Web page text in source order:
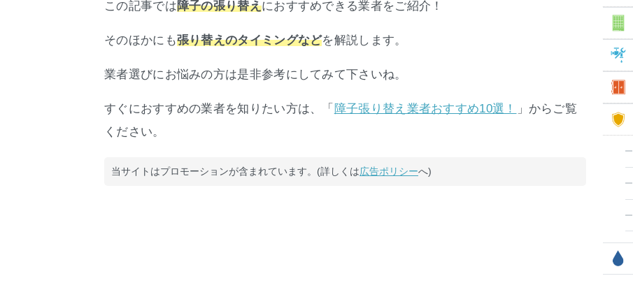
この記事では障子の張り替えにおすすめできる業者をご紹介！
そのほかにも張り替えのタイミングなどを解説します。
業者選びにお悩みの方は是非参考にしてみて下さいね。
すぐにおすすめの業者を知りたい方は、「 障子張り替え業者おすすめ10選！
」からご覧
ください。
当サイトはプロモーションが含まれています。(詳しくは広告ポリシーへ)